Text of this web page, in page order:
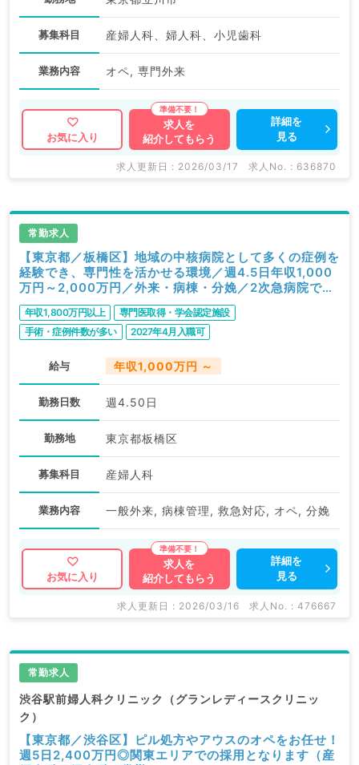
募集科目 産婦人科、婦人科、小児歯科
業務内容 オペ, 専門外来
お気に入り
求人を
紹介してもらう
詳細を
見る
求人更新日 : 2026/03/17 求人No. : 636870
常勤求人
【東京都／板橋区】地域の中核病院として多くの症例を
経験でき、専門性を活かせる環境／週4.5日年収1,000
万円～2,000万円／外来・病棟・分娩／2次急病院です
（産婦人科／常勤）
年収1,800万円以上
専門医取得・学会認定施設
手術・症例件数が多い
2027年4月入職可
給与 年収1,000万円 ～
勤務日数 週4.50日
勤務地 東京都板橋区
募集科目 産婦人科
業務内容 一般外来, 病棟管理, 救急対応, オペ, 分娩
お気に入り
求人を
紹介してもらう
詳細を
見る
求人更新日 : 2026/03/16 求人No. : 476667
常勤求人
渋谷駅前婦人科クリニック（グランレディースクリニッ
ク）
【東京都／渋谷区】ピル処方やアウスのオペをお任せ！
週5日2,400万円◎関東エリアでの採用となります（産